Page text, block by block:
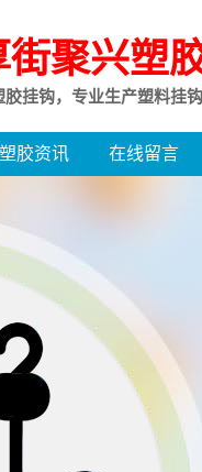
街聚兴塑
挂钩，专业生产塑料挂
塑胶资讯 在线留言